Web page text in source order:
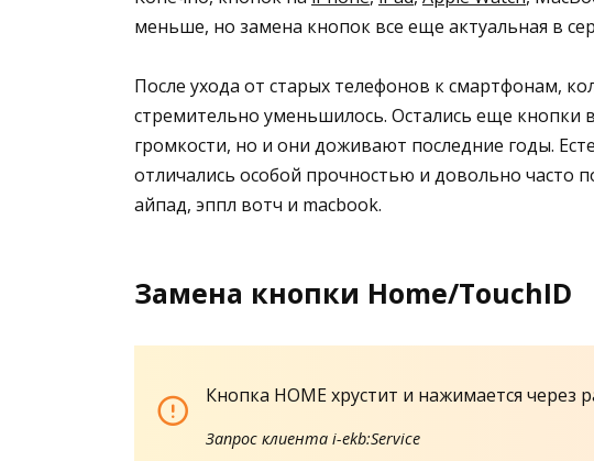
меньше, но замена кнопок все еще актуальная в
После ухода от старых телефонов к смартфонам,
стремительно уменьшилось. Остались еще кнопки
громкости, но и они доживают последние годы.
отличались особой прочностью и довольно часто
айпад, эппл вотч и macbook.
Замена кнопки Home/TouchID
Кнопка HOME хрустит и нажимается через
Запрос клиента i-ekb:Service